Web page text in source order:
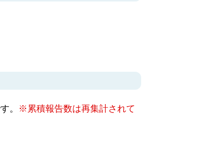
。 ※累積報告数は再集計されて